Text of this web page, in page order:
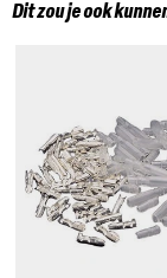
Dit zou je ook